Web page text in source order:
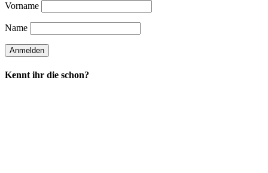
Vorname
Name
Kennt ihr die schon?